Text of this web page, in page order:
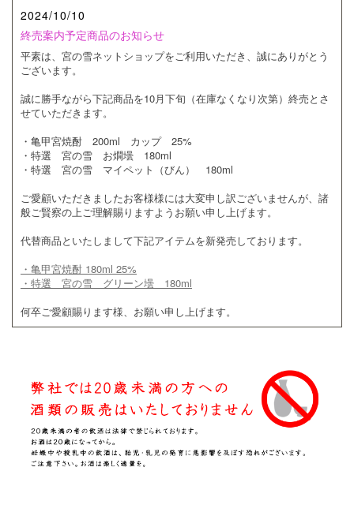
2024/10/10
終売案内予定商品のお知らせ
平素は、宮の雪ネットショップをご利用いただき、誠にありがとう
ございます。
誠に勝手ながら下記商品を10月下旬（在庫なくなり次第）終売とさ
せていただきます。
・亀甲宮焼酎 200ml カップ 25%
・特選 宮の雪 お燗壜 180ml
・特選 宮の雪 マイペット（びん） 180ml
ご愛顧いただきましたお客様様には大変申し訳ございませんが、諸
般ご賢察の上ご理解賜りますようお願い申し上げます。
代替商品といたしまして下記アイテムを新発売しております。
・亀甲宮焼酎 180ml 25%
・特選 宮の雪 グリーン壜 180ml
何卒ご愛顧賜ります様、お願い申し上げます。